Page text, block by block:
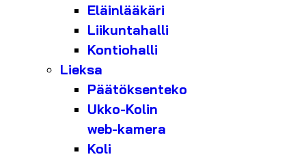
Eläinlääkäri
Liikuntahalli
Kontiohalli
Lieksa
Päätöksenteko
Ukko-Kolin
web-kamera
Koli